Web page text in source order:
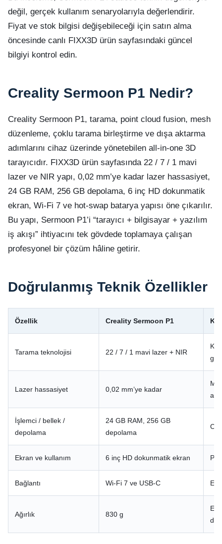
değil, gerçek kullanım senaryolarıyla değerlendirir.
Fiyat ve stok bilgisi değişebileceği için satın alma
öncesinde canlı FIXX3D ürün sayfasındaki güncel
bilgiyi kontrol edin.
Creality Sermoon P1 Nedir?
Creality Sermoon P1, tarama, point cloud fusion, mesh
düzenleme, çoklu tarama birleştirme ve dışa aktarma
adımlarını cihaz üzerinde yönetebilen all-in-one 3D
tarayıcıdır. FIXX3D ürün sayfasında 22 / 7 / 1 mavi
lazer ve NIR yapı, 0,02 mm’ye kadar lazer hassasiyet,
24 GB RAM, 256 GB depolama, 6 inç HD dokunmatik
ekran, Wi‑Fi 7 ve hot-swap batarya yapısı öne çıkarılır.
Bu yapı, Sermoon P1’i “tarayıcı + bilgisayar + yazılım
iş akışı” ihtiyacını tek gövdede toplamaya çalışan
profesyonel bir çözüm hâline getirir.
Doğrulanmış Teknik Özellikler
Özellik Creality Sermoon P1
Tarama teknolojisi 22 / 7 / 1 mavi lazer + NIR
Lazer hassasiyet 0,02 mm’ye kadar
İşlemci / bellek /
depolama
24 GB RAM, 256 GB
depolama
Ekran ve kullanım 6 inç HD dokunmatik ekran PC
Bağlantı Wi‑Fi 7 ve USB‑C
Ağırlık 830 g